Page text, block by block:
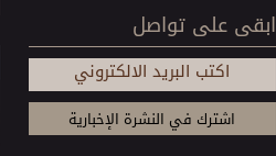
ابقى على تواصل
اكتب البريد الالكتروني